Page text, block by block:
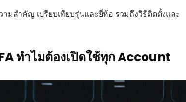
มสำคัญ เปรียบเทียบรุ่นและยี่ห้อ รวมถึงวิธีติดตั้งและ
ทำไมต้องเปิดใช้ทุก Account